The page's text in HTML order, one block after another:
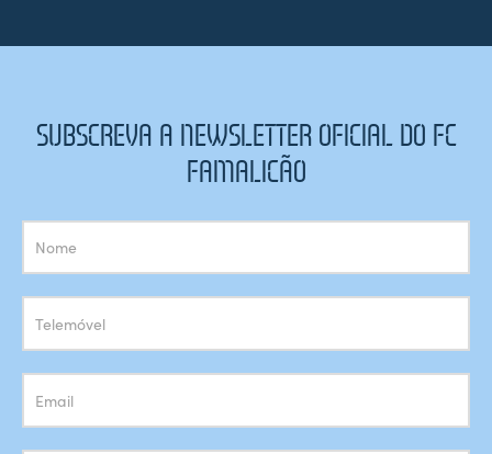
SUBSCREVA A NEWSLETTER OFICIAL DO FC
FAMALICÃO
Subscrição
Newsletter